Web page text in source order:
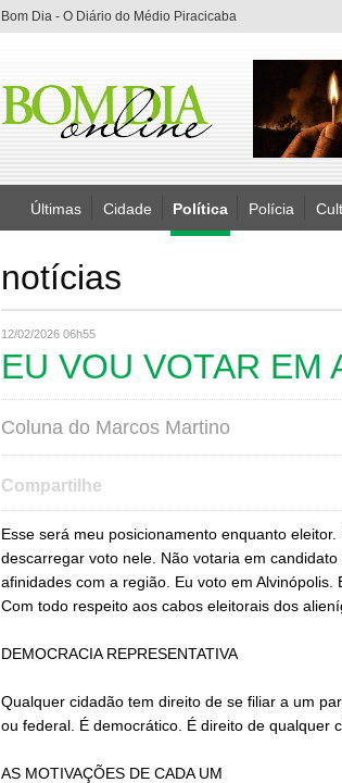
Bom Dia - O Diário do Médio Piracicaba
Últimas Cidade Política Polícia
notícias
12/02/2026 06h55
EU VOU VOTAR EM
Coluna do Marcos Martino
Compartilhe
Esse será meu posicionamento enquanto
descarregar voto nele. Não votaria em
afinidades com a região. Eu voto em
Com todo respeito aos cabos eleitorais dos
DEMOCRACIA REPRESENTATIVA
Qualquer cidadão tem direito de se filiar a um
ou federal. É democrático. É direito de qualquer
AS MOTIVAÇÕES DE CADA UM